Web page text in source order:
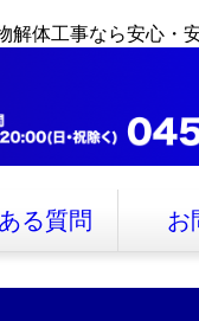
解体工事なら安心・
る質問 お